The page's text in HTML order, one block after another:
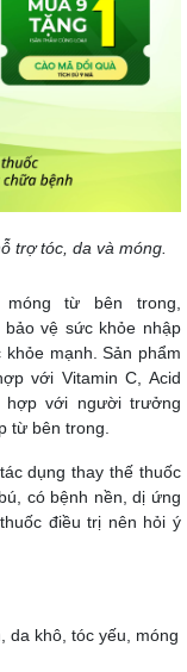
trợ tóc, da và móng.
từ bên trong,
vệ sức khỏe nhập
mạnh. Sản phẩm
với Vitamin C, Acid
hợp với người trưởng
từ bên trong.
dụng thay thế thuốc
có bệnh nền, dị ứng
điều trị nên hỏi ý
da khô, tóc yếu, móng